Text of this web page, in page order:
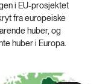
i EU-prosjektet
fra europeiske
huber, og
huber i Europa.